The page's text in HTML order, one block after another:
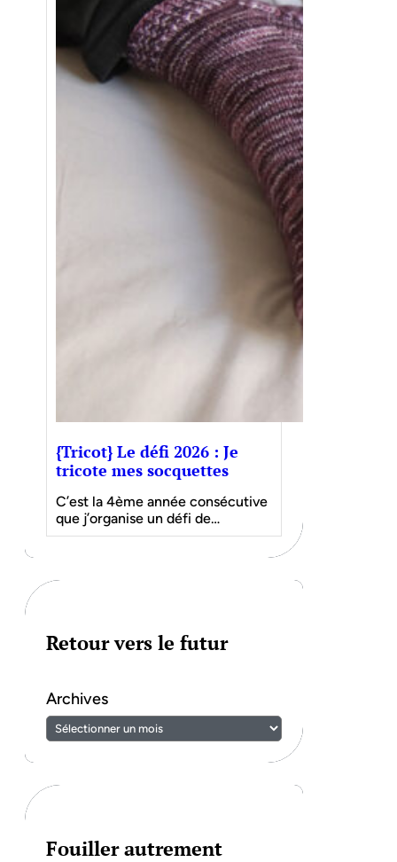
{Tricot} Le défi 2026 : Je
tricote mes socquettes
C’est la 4ème année consécutive
que j’organise un défi de…
Retour vers le futur
Archives
Fouiller autrement